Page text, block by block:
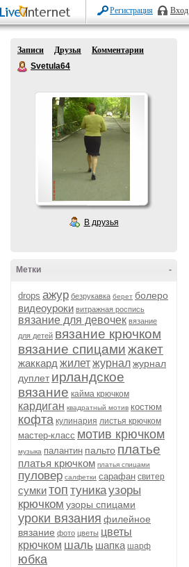
Регистрация Вход
Записи Друзья
Комментарии
Svetula64
В друзья
-
Метки
drops ажур безрукавка берет болеро
видеоуроки витражная роспись
вязание для девочек вязание
для детей вязание крючком
вязание спицамижакет
жаккард жилетжурналжурнал
дуплет ирландское
вязание кайма крючком
кардиган квадратный мотив костюм
кофта кулинария листья крючком
мастер-класс мотив крючком
музыка палантин пальто платье
платья крючком платья спицами
пуловер салфетки сарафан свитер
сумкитоп туникаузоры
крючком узоры спицами
уроки вязания филейное
вязание фото цветы цветы
крючком шаль шапка шарф
юбка